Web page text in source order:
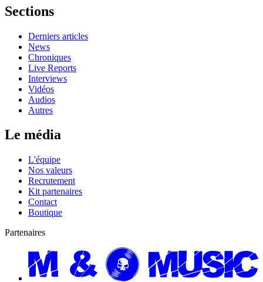
Sections
Derniers articles
News
Chroniques
Live Reports
Interviews
Vidéos
Audios
Autres
Le média
L'équipe
Nos valeurs
Recrutement
Kit partenaires
Contact
Boutique
Partenaires